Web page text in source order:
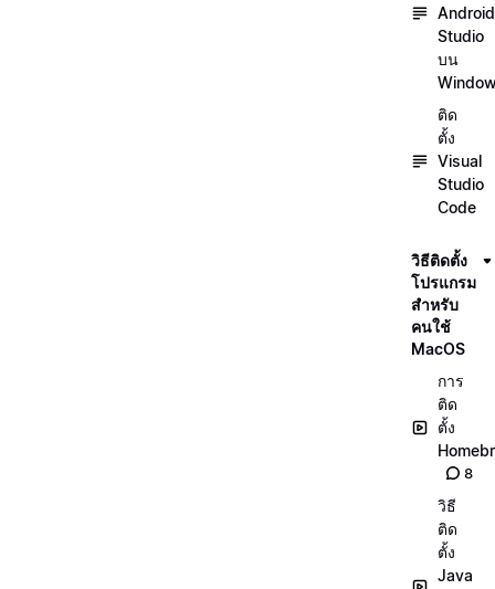
Android
Studio
บน
ติด
ตั้ง
Visual
Studio
Code
วิธีติดตั้ง
โปรแกรม
สำหรับ
คนใช้
MacOS
การ
ติด
ตั้ง
8
วิธี
ติด
ตั้ง
Java